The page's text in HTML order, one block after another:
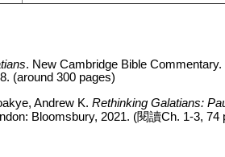
. New Cambridge Bible
(around 300 pages)
Andrew K. Rethinking Galatians:
Bloomsbury, 2021. (閱讀Ch. 1-3, 74